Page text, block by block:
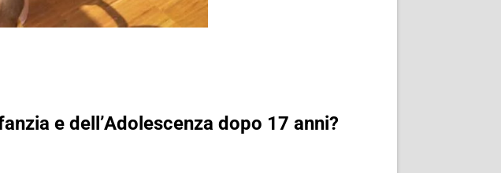
e dell’Adolescenza dopo 17 anni?